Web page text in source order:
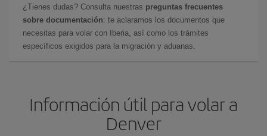
¿Tienes dudas? Consulta nuestras preguntas frecuentes
sobre documentación: te aclaramos los documentos que
necesitas para volar con Iberia, así como los trámites
específicos exigidos para la migración y aduanas.
Información útil para volar a
Denver